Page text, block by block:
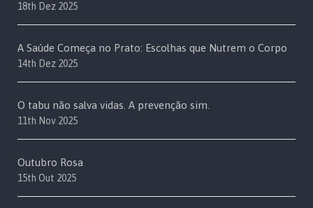
18th Dez 2025
A Saúde Começa no Prato: Escolhas que Nutrem o Corpo
14th Dez 2025
O tabu não salva vidas. A prevenção sim.
11th Nov 2025
Outubro Rosa
15th Out 2025